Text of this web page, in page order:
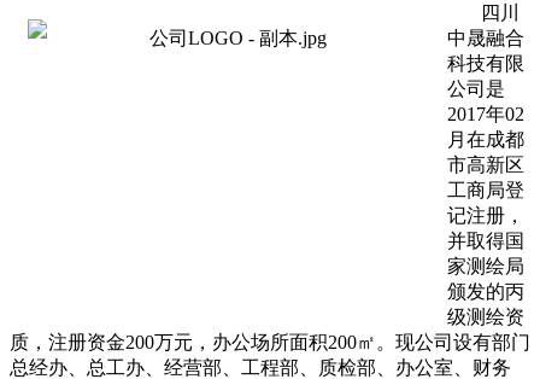
四川
中晟融合
科技有限
公司是
2017年02
月在成都
市高新区
工商局登
记注册，
并取得国
家测绘局
颁发的丙
级测绘资
质，注册资金200万元，办公场所面积200㎡。现公司设有部门
总经办、总工办、经营部、工程部、质检部、办公室、财务